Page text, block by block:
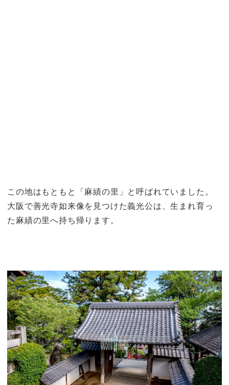
この地はもともと「 麻績の里 」と呼ばれていました。
大阪で善光寺如来像を見つけた義光公は、生まれ育っ
た麻績の里へ持ち帰ります。